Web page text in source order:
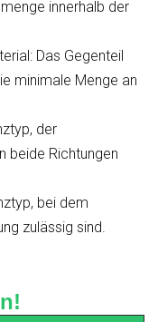
innerhalb der
Das Gegenteil
minimale Menge an
der
beide Richtungen
bei dem
zulässig sind.